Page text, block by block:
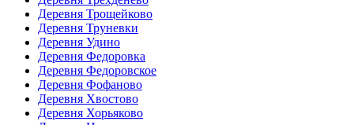
Деревня Трощейково
Деревня Труневки
Деревня Удино
Деревня Федоровка
Деревня Федоровское
Деревня Фофаново
Деревня Хвостово
Деревня Хорьяково